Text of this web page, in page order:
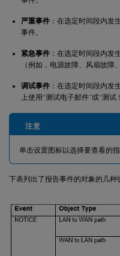
严重事件 ：在选定时间段内发
事件。
紧急事件 ：在选定时间段内发
（例如，电源故障、风扇故障
调试事件 ：在选定时间段内发
上使用“测试电子邮件”或“测
注意
单击设置图标以选择要查看的指
下表列出了报告事件的对象的几种